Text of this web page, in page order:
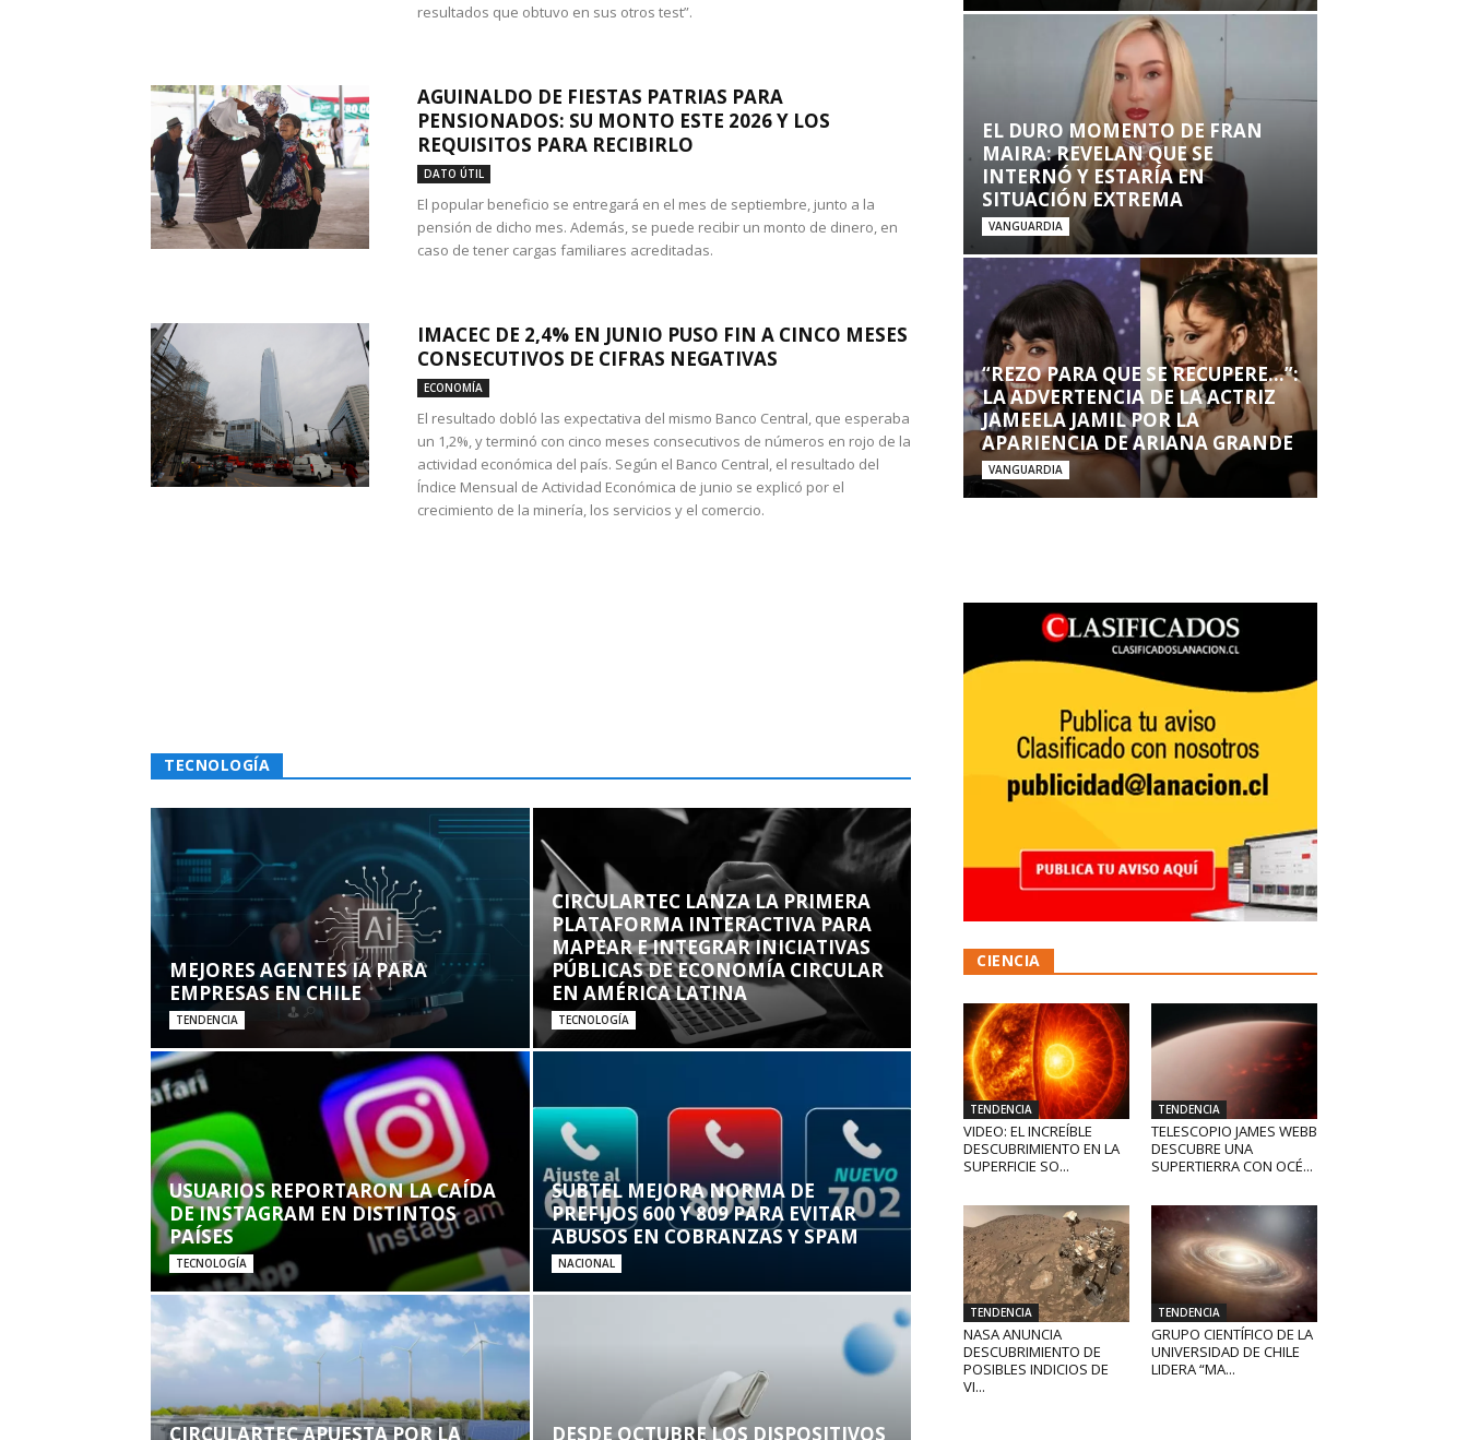
resultados que obtuvo en sus otros test”.
AGUINALDO DE FIESTAS PATRIAS PARA
PENSIONADOS: SU MONTO ESTE 2026 Y LOS
REQUISITOS PARA RECIBIRLO
DATO ÚTIL
El popular beneficio se entregará en el mes de septiembre, junto a la
pensión de dicho mes. Además, se puede recibir un monto de dinero, en
caso de tener cargas familiares acreditadas.
IMACEC DE 2,4% EN JUNIO PUSO FIN A CINCO MESES
CONSECUTIVOS DE CIFRAS NEGATIVAS
ECONOMÍA
El resultado dobló las expectativa del mismo Banco Central, que esperaba
un 1,2%, y terminó con cinco meses consecutivos de números en rojo de la
actividad económica del país. Según el Banco Central, el resultado del
Índice Mensual de Actividad Económica de junio se explicó por el
crecimiento de la minería, los servicios y el comercio.
TECNOLOGÍA
MEJORES AGENTES IA PARA
EMPRESAS EN CHILE
TENDENCIA
CIRCULARTEC LANZA LA PRIMERA
PLATAFORMA INTERACTIVA PARA
MAPEAR E INTEGRAR INICIATIVAS
PÚBLICAS DE ECONOMÍA CIRCULAR
EN AMÉRICA LATINA
TECNOLOGÍA
USUARIOS REPORTARON LA CAÍDA
DE INSTAGRAM EN DISTINTOS
PAÍSES
TECNOLOGÍA
SUBTEL MEJORA NORMA DE
PREFIJOS 600 Y 809 PARA EVITAR
ABUSOS EN COBRANZAS Y SPAM
NACIONAL
CIRCULARTEC APUESTA POR LA DESDE OCTUBRE LOS DISPOSITIVOS
EL DURO MOMENTO DE FRAN
MAIRA: REVELAN QUE SE
INTERNÓ Y ESTARÍA EN
SITUACIÓN EXTREMA
VANGUARDIA
“REZO PARA QUE SE RECUPERE…”:
LA ADVERTENCIA DE LA ACTRIZ
JAMEELA JAMIL POR LA
APARIENCIA DE ARIANA GRANDE
VANGUARDIA
CIENCIA
TENDENCIA
VIDEO: EL INCREÍBLE
DESCUBRIMIENTO EN LA
SUPERFICIE SO...
TENDENCIA
TELESCOPIO JAMES WEBB
DESCUBRE UNA
SUPERTIERRA CON OCÉ...
TENDENCIA
NASA ANUNCIA
DESCUBRIMIENTO DE
POSIBLES INDICIOS DE
VI...
TENDENCIA
GRUPO CIENTÍFICO DE LA
UNIVERSIDAD DE CHILE
LIDERA “MA...